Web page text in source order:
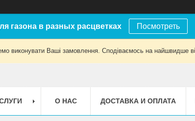
газона в разных расцветках Посмотреть
виконувати Ваші замовлення. Сподіваємось на найшвидше
О НАС ДОСТАВКА И ОПЛАТА